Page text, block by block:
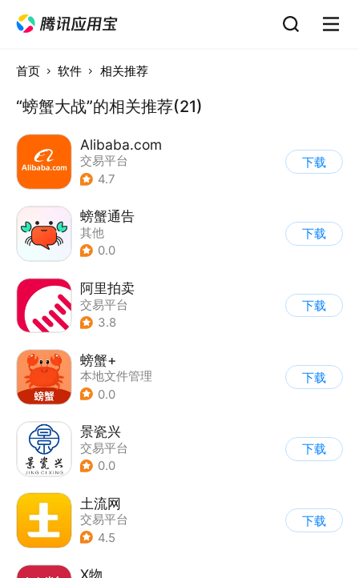
首页 软件 相关推荐
“螃蟹大战”的相关推荐(21)
Alibaba.com
交易平台
4.7
下载
螃蟹通告
其他
0.0
下载
阿里拍卖
交易平台
3.8
下载
螃蟹+
本地文件管理
0.0
下载
景瓷兴
交易平台
0.0
下载
土流网
交易平台
4.5
下载